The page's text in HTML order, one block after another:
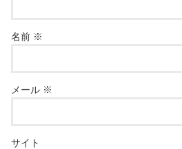
名前 ※
メール ※
サイト